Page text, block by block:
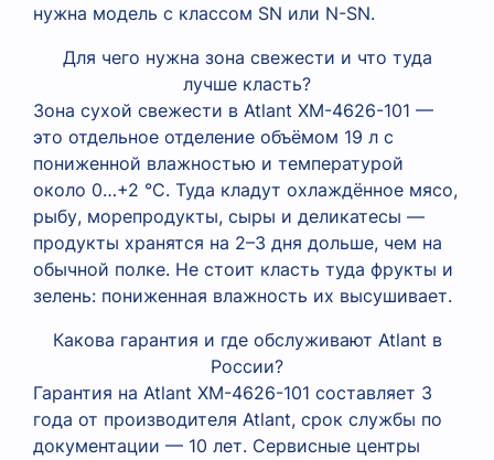
нужна модель с классом SN или N-SN.
Для чего нужна зона свежести и что туда
лучше класть?
Зона сухой свежести в Atlant XM-4626-101 —
это отдельное отделение объёмом 19 л с
пониженной влажностью и температурой
около 0…+2 °C. Туда кладут охлаждённое мясо,
рыбу, морепродукты, сыры и деликатесы —
продукты хранятся на 2–3 дня дольше, чем на
обычной полке. Не стоит класть туда фрукты и
зелень: пониженная влажность их высушивает.
Какова гарантия и где обслуживают Atlant в
России?
Гарантия на Atlant XM-4626-101 составляет 3
года от производителя Atlant, срок службы по
документации — 10 лет. Сервисные центры